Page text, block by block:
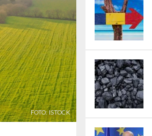
FOTO: ISTOCK